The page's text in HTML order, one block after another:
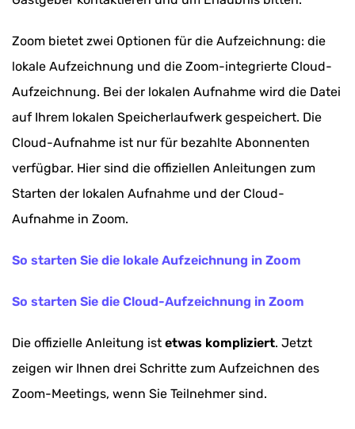
Zoom bietet zwei Optionen für die Aufzeichnung: die
lokale Aufzeichnung und die Zoom-integrierte Cloud-
Aufzeichnung. Bei der lokalen Aufnahme wird die Datei
auf Ihrem lokalen Speicherlaufwerk gespeichert. Die
Cloud-Aufnahme ist nur für bezahlte Abonnenten
verfügbar. Hier sind die offiziellen Anleitungen zum
Starten der lokalen Aufnahme und der Cloud-
Aufnahme in Zoom.
So starten Sie die lokale Aufzeichnung in Zoom
So starten Sie die Cloud-Aufzeichnung in Zoom
Die offizielle Anleitung ist etwas kompliziert. Jetzt
zeigen wir Ihnen drei Schritte zum Aufzeichnen des
Zoom-Meetings, wenn Sie Teilnehmer sind.